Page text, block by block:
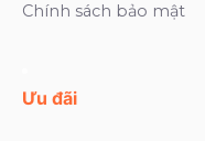
Chính sách bảo mật
Ưu đãi